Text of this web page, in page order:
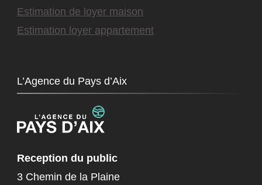
Estimation de loyer maison
Estimation loyer appartement
L’Agence du Pays d’Aix
Reception du public
3 Chemin de la Plaine